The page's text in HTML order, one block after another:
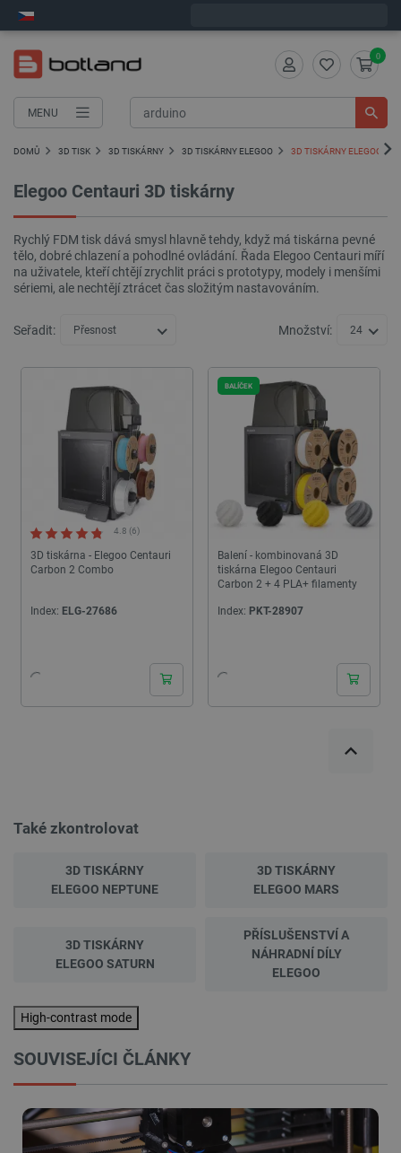
MENU
0
DOMŮ 3D TISK 3D TISKÁRNY 3D TISKÁRNY ELEGOO 3D TISKÁRNY ELEGOO
Elegoo Centauri 3D tiskárny
Rychlý FDM tisk dává smysl hlavně tehdy, když má tiskárna pevné
tělo, dobré chlazení a pohodlné ovládání. Řada Elegoo Centauri míří
na uživatele, kteří chtějí zrychlit práci s prototypy, modely i menšími
sériemi, ale nechtějí ztrácet čas složitým nastavováním.
Seřadit: Přesnost Množství: 24
3D tiskárna - Elegoo Centauri
Carbon 2 Combo
4.8 (6)
Index: ELG-27686
Balení - kombinovaná 3D
tiskárna Elegoo Centauri
Carbon 2 + 4 PLA+ filamenty
Index: PKT-28907
BALÍČEK
Také zkontrolovat
3D TISKÁRNY
ELEGOO NEPTUNE
3D TISKÁRNY
ELEGOO MARS
3D TISKÁRNY
ELEGOO SATURN
PŘÍSLUŠENSTVÍ A
NÁHRADNÍ DÍLY
ELEGOO
High-contrast mode
SOUVISEJÍCI ČLÁNKY